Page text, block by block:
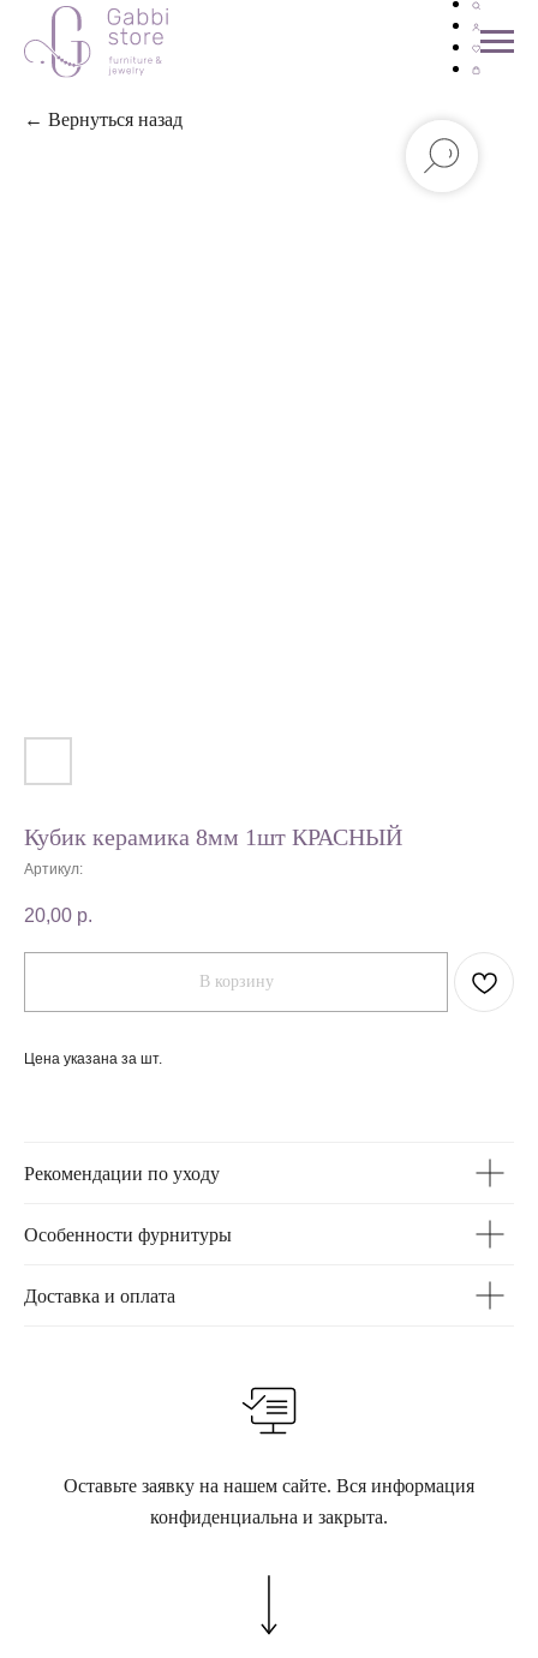
← Вернуться назад
Кубик керамика 8мм 1шт КРАСНЫЙ
Артикул:
20,00 р.
В корзину
Цена указана за шт.
Рекомендации по уходу
Особенности фурнитуры
Доставка и оплата
Оставьте заявку на нашем сайте. Вся информация
конфиденциальна и закрыта.